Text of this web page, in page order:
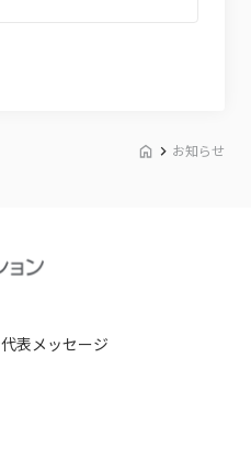
お知らせ
代表メッセージ